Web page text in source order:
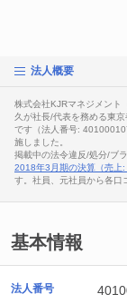
法人概要
株式会社KJRマネジメント
久が社長/代表を務める東
です（法人番号:
施しました。
掲載中の法令違反/処分/ブ
2018年3月期の決算（売上
す。社員、元社員から各口
基本情報
法人番号